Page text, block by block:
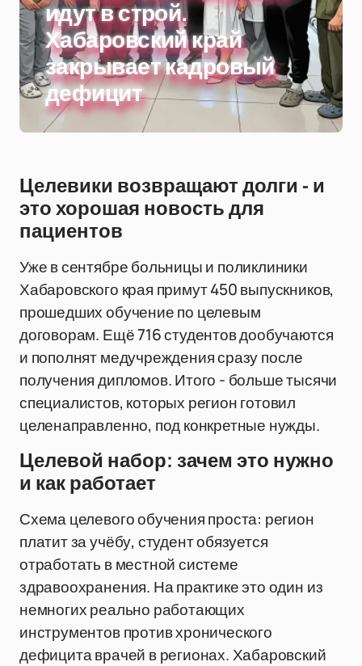
идут в строй.
Хабаровский край
закрывает кадровый
дефицит
Целевики возвращают долги - и
это хорошая новость для
пациентов
Уже в сентябре больницы и поликлиники
Хабаровского края примут 450 выпускников,
прошедших обучение по целевым
договорам. Ещё 716 студентов дообучаются
и пополнят медучреждения сразу после
получения дипломов. Итого - больше тысячи
специалистов, которых регион готовил
целенаправленно, под конкретные нужды.
Целевой набор: зачем это нужно
и как работает
Схема целевого обучения проста: регион
платит за учёбу, студент обязуется
отработать в местной системе
здравоохранения. На практике это один из
немногих реально работающих
инструментов против хронического
дефицита врачей в регионах. Хабаровский